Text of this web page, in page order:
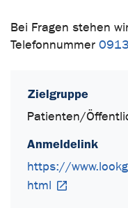
Bei Fragen stehen
Telefonnummer
Zielgruppe
Patienten/
Anmeldelink
https://
html